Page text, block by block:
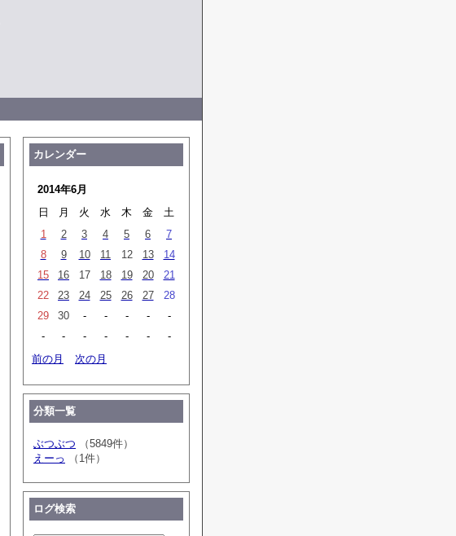
カレンダー
2014年6月
日
月 火 水 木 金
土
1
2 3 4 5 6
7
8
9 10 11 12 13
14
15
16 17 18 19 20
21
22
23 24 25 26 27
28
29
30 - - - -
-
-
- - - - -
-
前の月
次の月
分類一覧
ぶつぶつ （5849件）
えーっ
（1件）
ログ検索